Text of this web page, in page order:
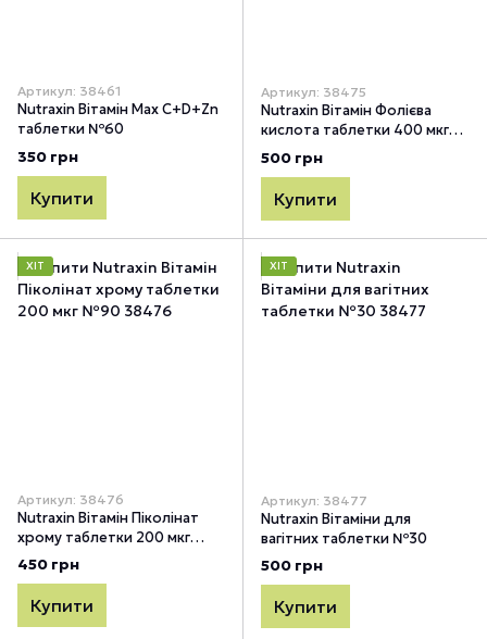
Артикул: 38461
Nutraxin Вітамін Max C+D+Zn
таблетки №60
350 грн
Купити
Артикул: 38475
Nutraxin Вітамін Фолієва
кислота таблетки 400 мкг
№100
500 грн
Купити
ХІТ
Артикул: 38476
Nutraxin Вітамін Піколінат
хрому таблетки 200 мкг
№90
450 грн
Купити
ХІТ
Артикул: 38477
Nutraxin Вітаміни для
вагітних таблетки №30
500 грн
Купити